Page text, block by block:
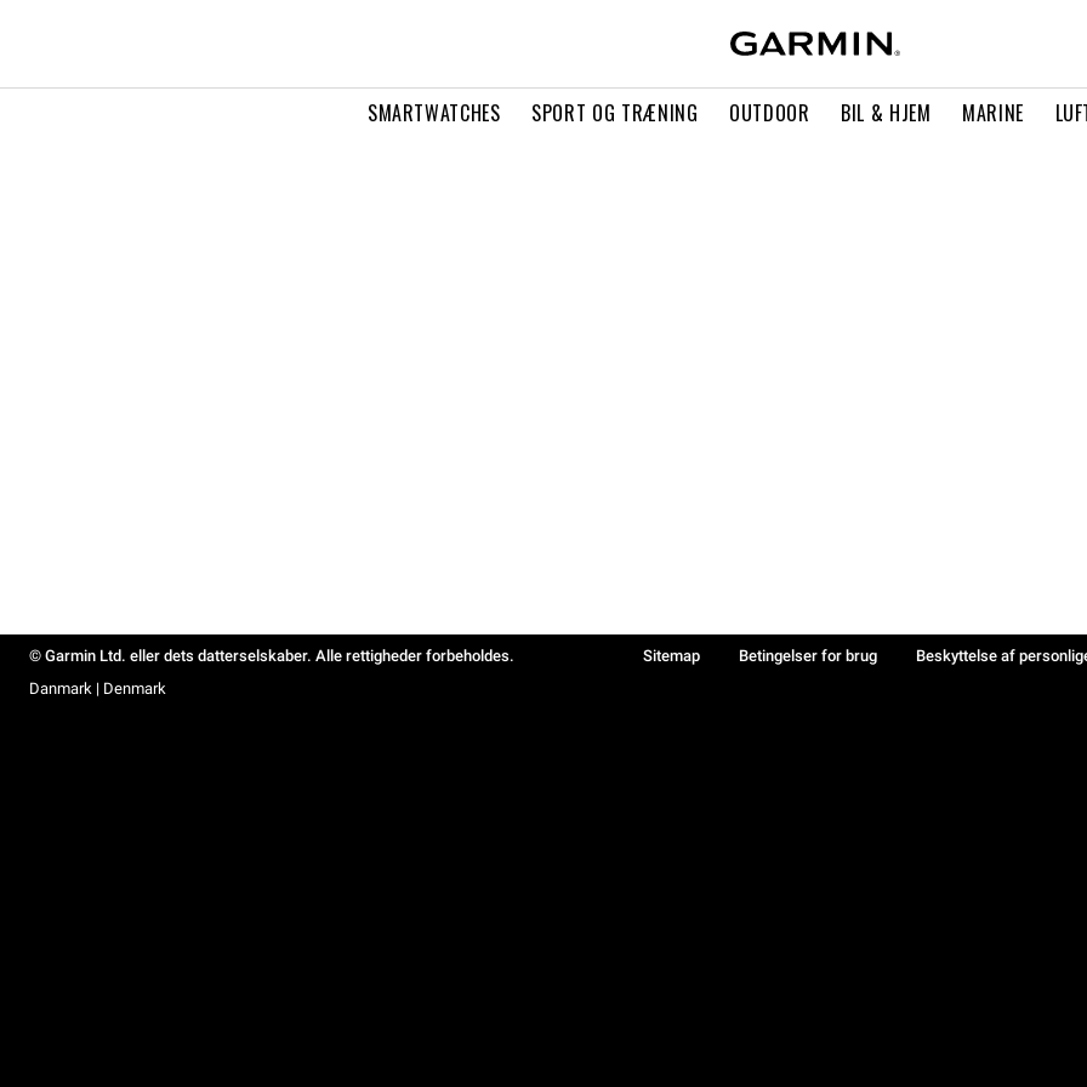
SMARTWATCHES SPORT OG TRÆNING OUTDOOR BIL & HJEM MARINE
© Garmin Ltd. eller dets datterselskaber. Alle rettigheder forbeholdes. Sitemap Betingelser for brug Beskyttelse af
Danmark | Denmark